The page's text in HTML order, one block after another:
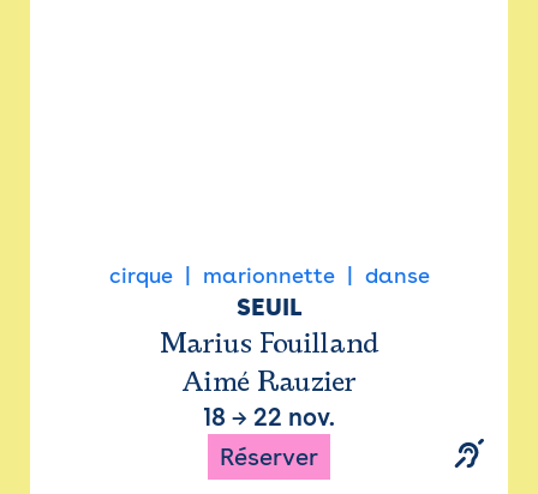
cirque marionnette danse
SEUIL
Marius Fouilland
Aimé Rauzier
18 → 22 nov.
Réserver